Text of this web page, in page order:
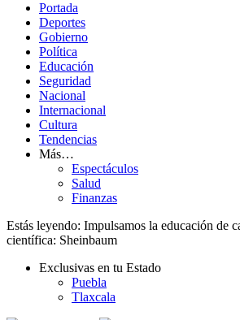
Portada
Deportes
Gobierno
Política
Educación
Seguridad
Nacional
Internacional
Cultura
Tendencias
Más…
Espectáculos
Salud
Finanzas
Estás leyendo: Impulsamos la educación de
científica: Sheinbaum
Exclusivas en tu Estado
Puebla
Tlaxcala